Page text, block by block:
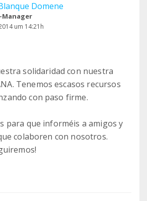
Domene
Manager
um 14:21h
solidaridad con nuestra
Tenemos escasos recursos
con paso firme.
para que informéis a amigos y
colaboren con nosotros.